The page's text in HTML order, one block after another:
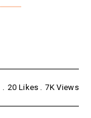
20 Likes 7K Views